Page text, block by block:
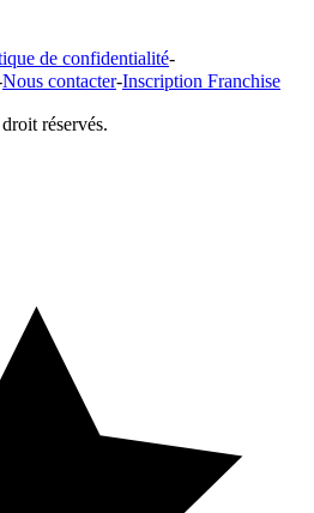
de confidentialité-
Nous contacter-Inscription Franchise
réservés.